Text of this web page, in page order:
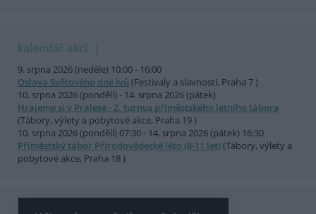
kalendář akcí
9. srpna 2026 (neděle) 10:00 - 16:00
Oslava Světového dne lvů (Festivaly a slavnosti, Praha 7 )
10. srpna 2026 (pondělí) - 14. srpna 2026 (pátek)
Hrajeme si v Pralese - 2. turnus příměstského letního tábora
(Tábory, výlety a pobytové akce, Praha 19 )
10. srpna 2026 (pondělí) 07:30 - 14. srpna 2026 (pátek) 16:30
Příměstský tábor Přírodovědecké léto (8-11 let)(Tábory, výlety a
pobytové akce, Praha 18 )